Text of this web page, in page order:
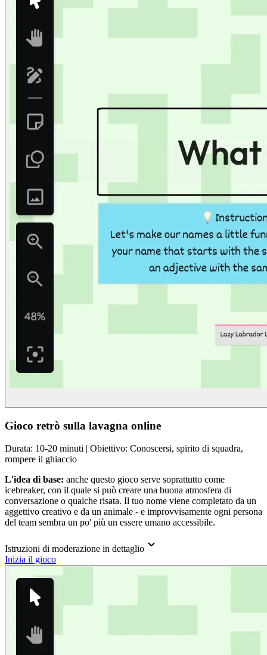
Gioco retrò sulla lavagna online
Durata: 10-20 minuti | Obiettivo: Conoscersi, spirito di squadra,
rompere il ghiaccio
L'idea di base: anche questo gioco serve soprattutto come
icebreaker, con il quale si può creare una buona atmosfera di
conversazione o qualche risata. Il tuo nome viene completato da un
aggettivo creativo e da un animale - e improvvisamente ogni persona
del team sembra un po' più un essere umano accessibile.
Istruzioni di moderazione in dettaglio
Inizia il gioco